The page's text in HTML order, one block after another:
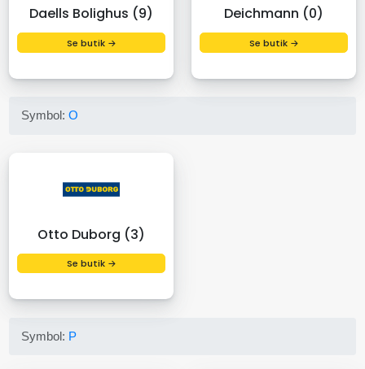
Daells Bolighus (9)
Se butik →
Deichmann (0)
Se butik →
Symbol:O
Otto Duborg (3)
Se butik →
Symbol: P